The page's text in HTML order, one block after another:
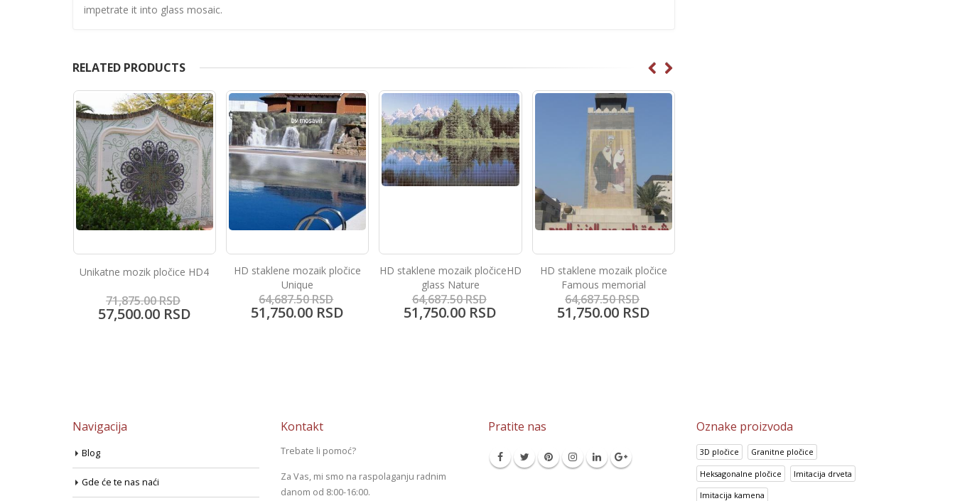
impetrate it into glass mosaic.
RELATED PRODUCTS
HD staklene mozaik pločice
64,687.50RSD
51,750.00 RSD
HD staklene mozaik pločiceHD
glass Nature
64,687.50RSD
51,750.00 RSD
HD staklene mozaik pločice
Famous memorial
64,687.50RSD
51,750.00 RSD
HD staklene mozaik pločice
Barcelona
64,687.50RSD
51,750.00 RSD
Navigacija
Blog
Gde će te nas naći
Kontakt
Trebate li pomoć?
Za Vas, mi smo na raspolaganju radnim
danom od 8:00-16:00.
Pratite nas Oznake proizvoda
3D pločice Granitne pločice
Heksagonalne pločice Imitacija drveta
Imitacija kamena